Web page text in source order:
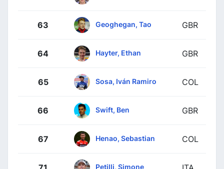
63 Geoghegan, Tao GBR
64 Hayter, Ethan GBR
65 Sosa, Iván Ramiro COL
66 Swift, Ben GBR
67 Henao, Sebastian COL
Petilli, Simone